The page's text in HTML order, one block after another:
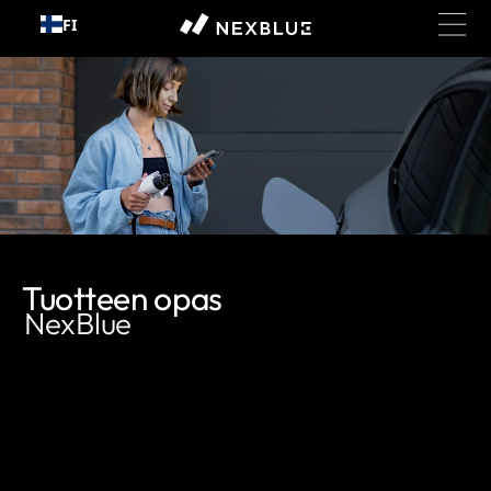
Siirry sisältöön
FI
Tuotteen opas
NexBlue